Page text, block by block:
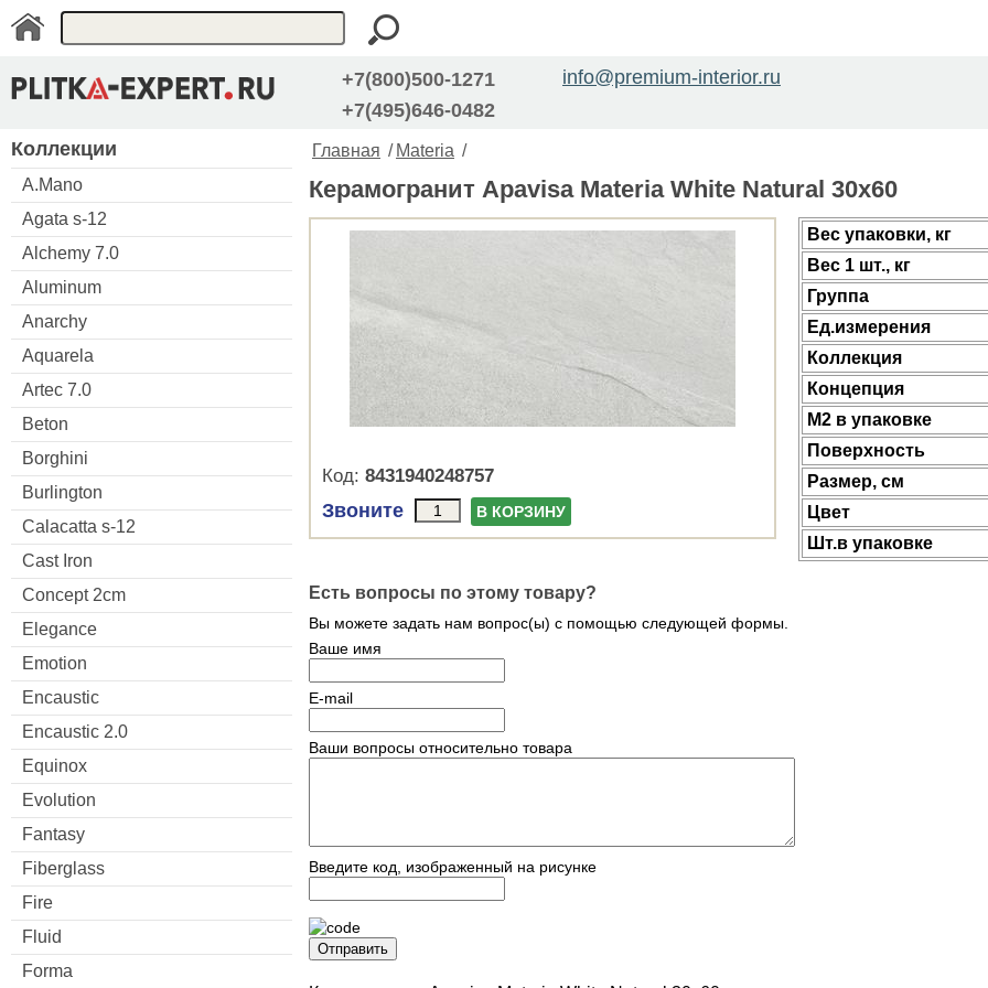
+7(800)500-1271
+7(495)646-0482
info@premium-interior.ru
Коллекции
A.Mano
Agata s-12
Alchemy 7.0
Aluminum
Anarchy
Aquarela
Artec 7.0
Beton
Borghini
Burlington
Calacatta s-12
Cast Iron
Concept 2cm
Elegance
Emotion
Encaustic
Encaustic 2.0
Equinox
Evolution
Fantasy
Fiberglass
Fire
Fluid
Forma
Главная / Materia /
Керамогранит Apavisa Materia White Natural 30x60
Код: 8431940248757
Звоните В КОРЗИНУ
Веc упаковки, кг
Вес 1 шт., кг
Группа
Ед.измерения
Коллекция
Концепция
М2 в упаковке
Поверхность
Размер, см
Цвет
Шт.в упаковке
Есть вопросы по этому товару?
Вы можете задать нам вопрос(ы) с помощью следующей формы.
Ваше имя
E-mail
Ваши вопросы относительно товара
Введите код, изображенный на рисунке
Отправить